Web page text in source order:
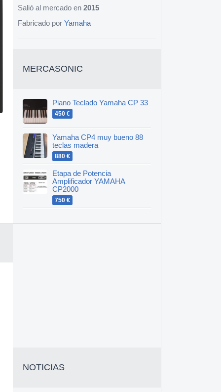
Salió al mercado en 2015
Fabricado por Yamaha
MERCASONIC
Piano Teclado Yamaha CP 33
450 €
Yamaha CP4 muy bueno 88
teclas madera
880 €
Etapa de Potencia
Amplificador YAMAHA
CP2000
750 €
NOTICIAS